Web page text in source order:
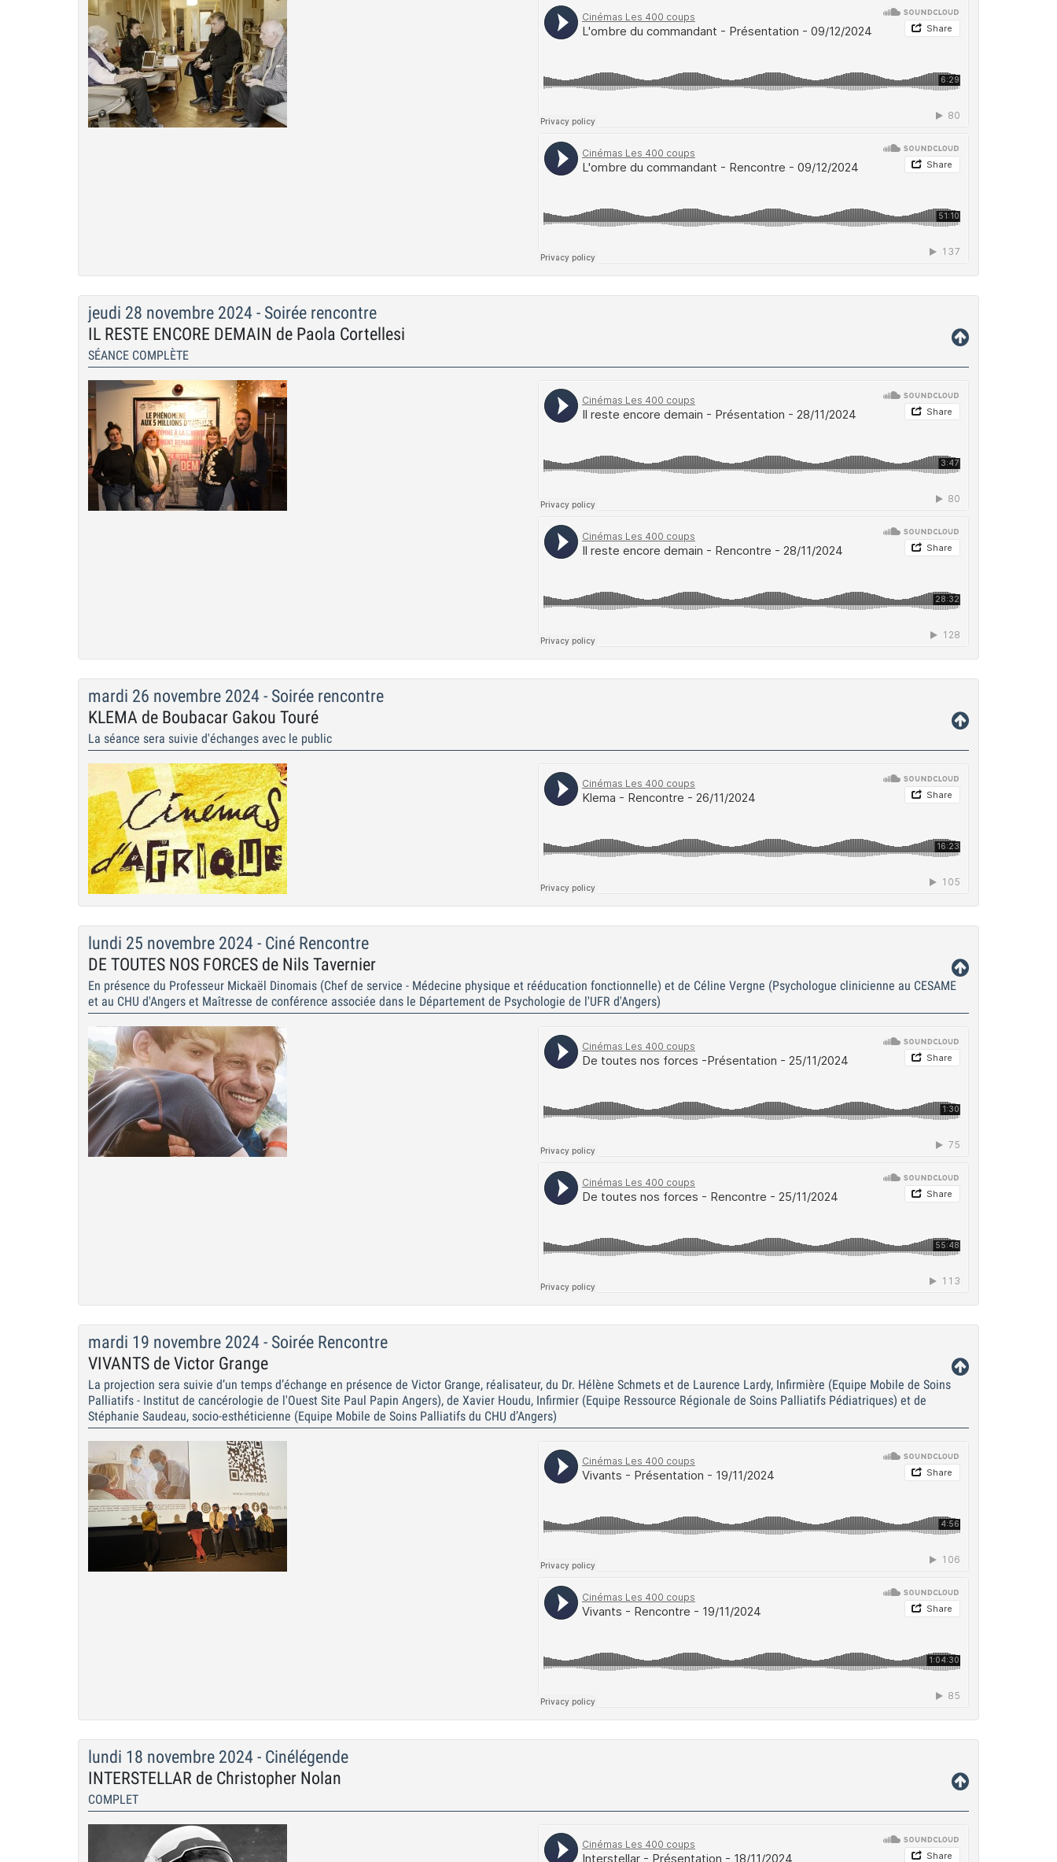
jeudi 28 novembre 2024 - Soirée rencontre
IL RESTE ENCORE DEMAIN de Paola Cortellesi
SÉANCE COMPLÈTE
mardi 26 novembre 2024 - Soirée rencontre
KLEMA de Boubacar Gakou Touré
La séance sera suivie d'échanges avec le public
lundi 25 novembre 2024 - Ciné Rencontre
DE TOUTES NOS FORCES de Nils Tavernier
En présence du Professeur Mickaël Dinomais (Chef de service - Médecine physique et rééducation fonctionnelle) et de Céline Vergne (Psychologue clinicienne au CESAME
et au CHU d'Angers et Maîtresse de conférence associée dans le Département de Psychologie de l'UFR d'Angers)
mardi 19 novembre 2024 - Soirée Rencontre
VIVANTS de Victor Grange
La projection sera suivie d’un temps d’échange en présence de Victor Grange, réalisateur, du Dr. Hélène Schmets et de Laurence Lardy, Infirmière (Equipe Mobile de Soins
Palliatifs - Institut de cancérologie de l'Ouest Site Paul Papin Angers), de Xavier Houdu, Infirmier (Equipe Ressource Régionale de Soins Palliatifs Pédiatriques) et de
Stéphanie Saudeau, socio-esthéticienne (Equipe Mobile de Soins Palliatifs du CHU d’Angers)
lundi 18 novembre 2024 - Cinélégende
INTERSTELLAR de Christopher Nolan
COMPLET